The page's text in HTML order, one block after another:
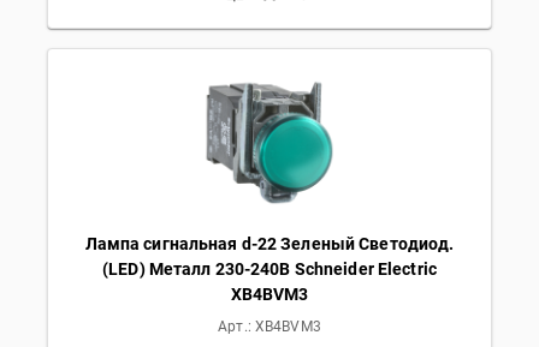
Лампа сигнальная d-22 Зеленый Светодиод.
(LED) Металл 230-240В Schneider Electric
XB4BVM3
Арт.: XB4BVM3